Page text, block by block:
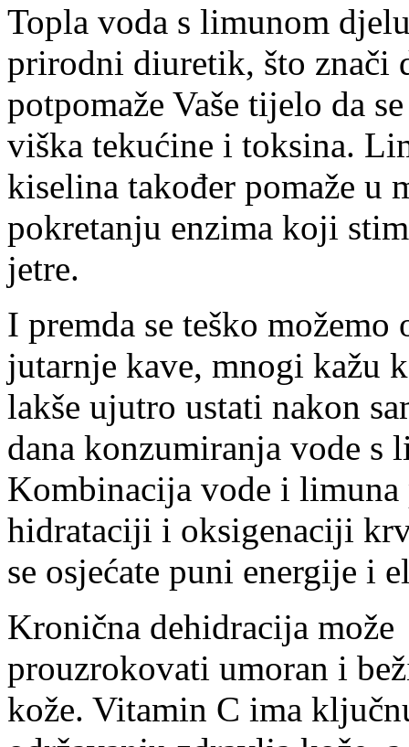
Topla voda s limunom
prirodni diuretik, što znači
potpomaže Vaše tijelo da
viška tekućine i toksina.
kiselina također pomaže u
pokretanju enzima koji
jetre.
I premda se teško možemo
jutarnje kave, mnogi kažu
lakše ujutro ustati nakon
dana konzumiranja vode s
Kombinacija vode i limuna
hidrataciji i oksigenaciji
se osjećate puni energije i
Kronična dehidracija može
prouzrokovati umoran i
kože. Vitamin C ima